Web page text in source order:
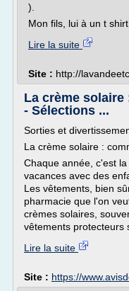
).
Mon fils, lui à un t
Lire la suite
Site : http://
La crème
- Sélections ...
Sorties et
La crème solaire :
Chaque année, c'est
vacances avec des
Les vêtements, bien
pharmacie que l'on
crèmes solaires,
vêtements protecteurs
Lire la suite
Site : https://